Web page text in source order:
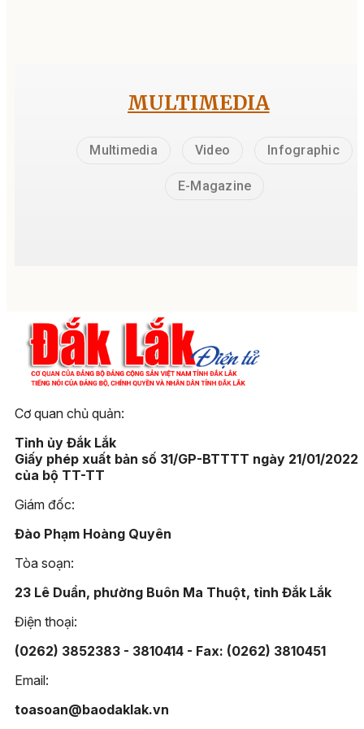
MULTIMEDIA
Multimedia Video Infographic
E-Magazine
Cơ quan chủ quản:
Tỉnh ủy Đắk Lắk
Giấy phép xuất bản số 31/GP-BTTTT ngày 21/01/2022
của bộ TT-TT
Giám đốc:
Đào Phạm Hoàng Quyên
Tòa soạn:
23 Lê Duẩn, phường Buôn Ma Thuột, tỉnh Đắk Lắk
Điện thoại:
(0262) 3852383 - 3810414 - Fax: (0262) 3810451
Email:
toasoan@baodaklak.vn